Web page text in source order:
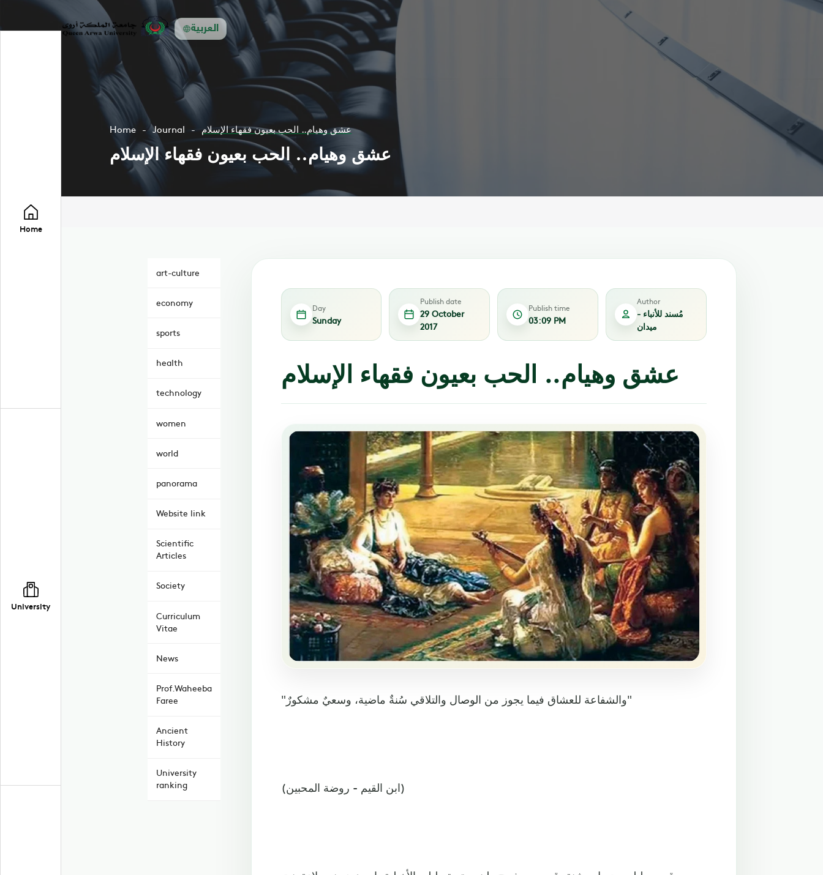
العربية
Home
University
Home Journal عشق وهيام.. الحب بعيون فقهاء الإسلام
عشق وهيام.. الحب بعيون فقهاء الإسلام
art-culture
economy
sports
health
technology
women
world
panorama
Website link
Scientific
Articles
Society
Curriculum
Vitae
News
Prof.Waheeba
Faree
Ancient
History
University
ranking
Day
Sunday
Publish date
29 October
2017
Publish time
03:09 PM
Author
مُسند للأنباء -
ميدان
عشق وهيام.. الحب بعيون فقهاء الإسلام
"والشفاعة للعشاق فيما يجوز من الوصال والتلاقي سُنةٌ ماضية، وسعيٌ مشكورٌ"
(ابن القيم - روضة المحبين)